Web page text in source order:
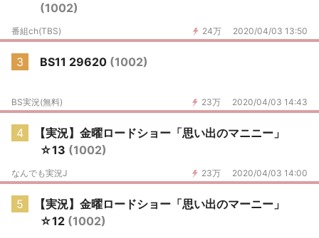
(1002)
24万 2020/04/03 13:50
番組ch(TBS)
3 BS11 29620 (1002)
23万 2020/04/03 14:43
BS実況(無料)
4
【実況】金曜ロードショー「思い出のマニニー」
☆13 (1002)
23万 2020/04/03 14:00
なんでも実況J
5
【実況】金曜ロードショー「思い出のマーニー」
☆12 (1002)